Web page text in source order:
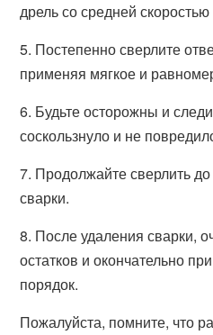
дрель со средней
5. Постепенно сверлите
применяя мягкое и
6. Будьте осторожны и
соскользнуло и не
7. Продолжайте сверлить
сварки.
8. После удаления сварки,
остатков и окончательно
порядок.
Пожалуйста, помните, что